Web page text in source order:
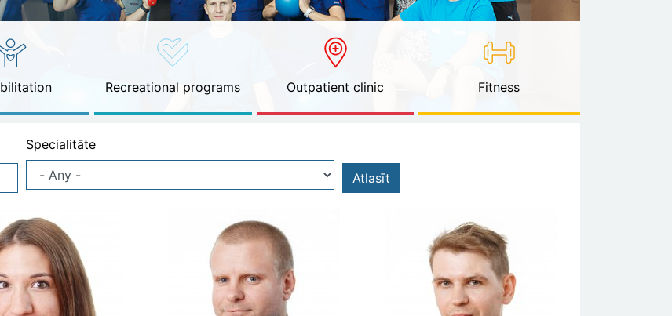
Recreational programs Outpatient clinic Fitness
Specialitāte
Atlasīt